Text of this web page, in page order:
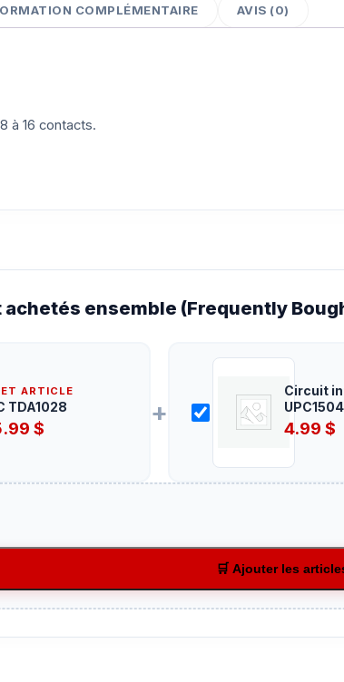
COMPLÉMENTAIRE AVIS (0)
à 16 contacts.
achetés ensemble (Frequently
ARTICLE
TDA1028
$ +
Circuit
4.99 $
🛒 Ajouter les